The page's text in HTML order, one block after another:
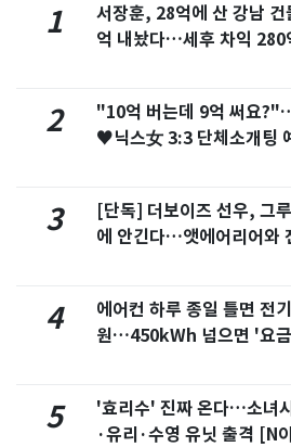
1
서장훈, 28억에 산 강남 건
억 내놨다…세후 차익 280
2
"10억 버는데 9억 써요
♥닉스女 3:3 단체소개팅
3
[단독] 더보이즈 선우, 그
에 안긴다…앳에어리어와
4
에어컨 하루 종일 틀면 전
원…450kWh 넘으면 '요
5
'효리수' 진짜 온다…소녀
·유리·수영 유닛 출격 [N